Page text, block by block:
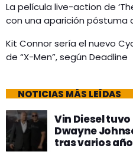
La película live-action de
con una aparición póstuma
Kit Connor sería el nuevo
de “X-Men”, según Deadline
NOTICIAS MÁS LEÍDAS
Vin Diesel
Dwayne
tras varios